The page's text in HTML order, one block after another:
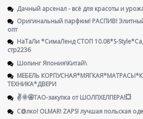
Дачный арсенал - всё для красоты и
Оригинальный парфюм! РАСПИВ!
опт
НаТаЛи *СимаЛенд СТОП 10.08*S-
стр2236
Шопинг Япония\Китай\
МЕБЕЛЬ
ТЕХНИКА*ДВЕРИ
✌️🌞🤩ТАО-закупка от ШОЛПХЕЛПЕРА!💥
С@лко! OLMAR! ZAPS! лучшая польская